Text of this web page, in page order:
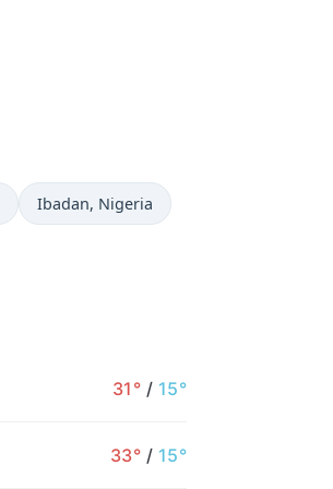
Hora actual en
Ibadan, Nigeria
31° / 15°
33° / 15°